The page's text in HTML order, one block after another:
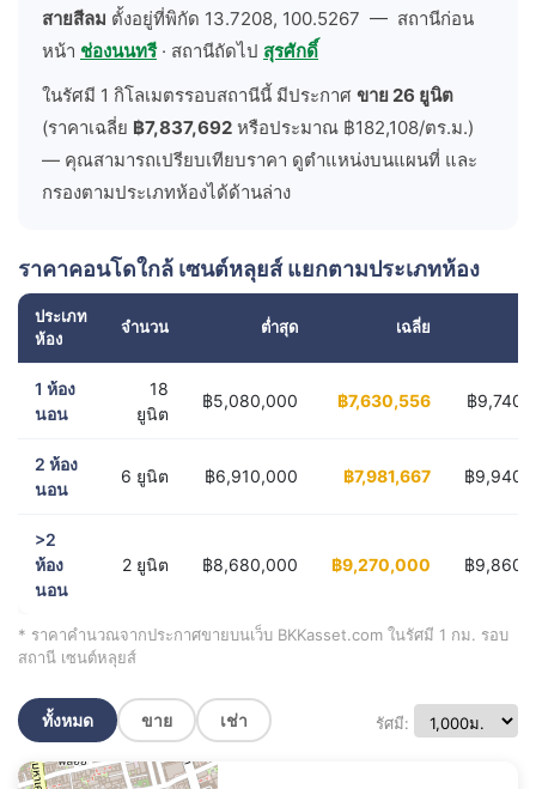
สายสีลม ตั้งอยู่ที่พิกัด 13.7208, 100.5267 — สถานีก่อน
หน้า ช่องนนทรี· สถานีถัดไป สุรศักดิ์
ในรัศมี 1 กิโลเมตรรอบสถานีนี้ มีประกาศ ขาย 26 ยูนิต
(ราคาเฉลี่ย ฿7,837,692 หรือประมาณ ฿182,108/ตร.ม.)
— คุณสามารถเปรียบเทียบราคา ดูตำแหน่งบนแผนที่ และ
กรองตามประเภทห้องได้ด้านล่าง
ราคาคอนโดใกล้ เซนต์หลุยส์ แยกตามประเภทห้อง
ประเภท
ห้อง
จำนวน ต่ำสุด เฉลี่ย
1 ห้อง
นอน
18
ยูนิต
฿5,080,000 ฿7,630,556 ฿
2 ห้อง
นอน
6 ยูนิต ฿6,910,000 ฿7,981,667 ฿
>2
ห้อง
นอน
2 ยูนิต ฿8,680,000 ฿9,270,000 ฿
* ราคาคำนวณจากประกาศขายบนเว็บ BKKasset.com ในรัศมี 1 กม. รอบ
สถานี เซนต์หลุยส์
ทั้งหมด ขาย เช่า รัศมี: